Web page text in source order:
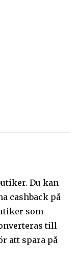
Du kan
cashback på
som
till
att spara på